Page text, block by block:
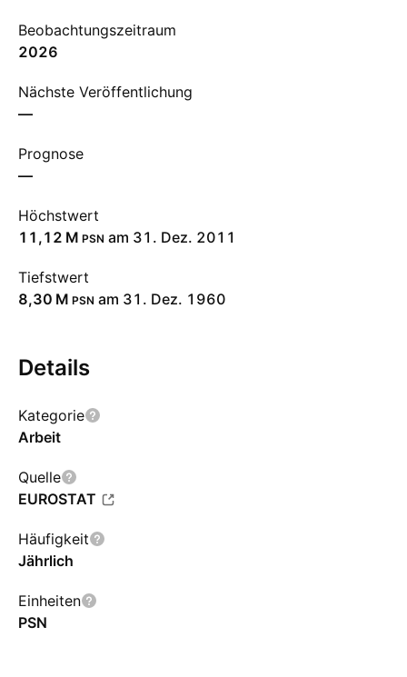
Beobachtungszeitraum
2026
Nächste Veröffentlichung
—
Prognose
—
Höchstwert
‪11,12 M‬ PSN am 31. Dez. 2011
Tiefstwert
‪8,30 M‬ PSN am 31. Dez. 1960
Details
Kategorie
Arbeit
Quelle
EUROSTAT
Häufigkeit
Jährlich
Einheiten
PSN